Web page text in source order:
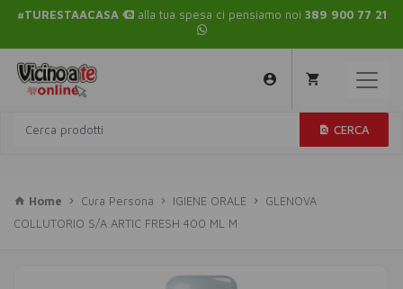
#TURESTAACASA alla tua spesa ci pensiamo noi 389 900 77 21
CERCA
Home Cura Persona IGIENE ORALE
GLENOVA
COLLUTORIO S/A ARTIC FRESH 400 ML M